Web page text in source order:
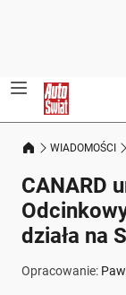
WIADOMOŚCI
CANARD
działa na
Opracowanie: